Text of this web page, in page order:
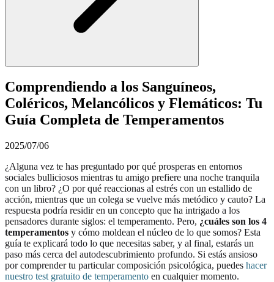
Comprendiendo a los Sanguíneos,
Coléricos, Melancólicos y Flemáticos: Tu
Guía Completa de Temperamentos
2025/07/06
¿Alguna vez te has preguntado por qué prosperas en entornos
sociales bulliciosos mientras tu amigo prefiere una noche tranquila
con un libro? ¿O por qué reaccionas al estrés con un estallido de
acción, mientras que un colega se vuelve más metódico y cauto? La
respuesta podría residir en un concepto que ha intrigado a los
pensadores durante siglos: el temperamento. Pero, ¿cuáles son los 4
temperamentos y cómo moldean el núcleo de lo que somos? Esta
guía te explicará todo lo que necesitas saber, y al final, estarás un
paso más cerca del autodescubrimiento profundo. Si estás ansioso
por comprender tu particular composición psicológica, puedes hacer
nuestro test gratuito de temperamento en cualquier momento.